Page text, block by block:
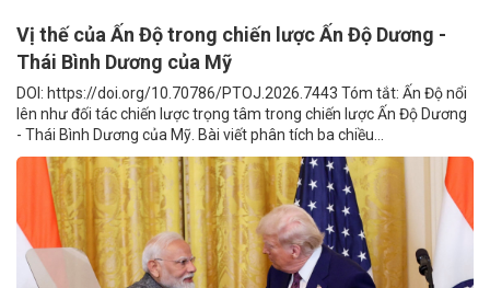
Vị thế của Ấn Độ trong chiến lược Ấn Độ Dương -
Thái Bình Dương của Mỹ
DOI: https://doi.org/10.70786/PTOJ.2026.7443 Tóm tắt: Ấn Độ nổi
lên như đối tác chiến lược trọng tâm trong chiến lược Ấn Độ Dương
- Thái Bình Dương của Mỹ. Bài viết phân tích ba chiều...